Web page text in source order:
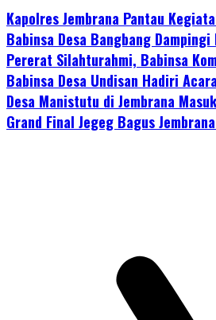
Kapolres Jembrana Pantau
Babinsa Desa Bangbang
Pererat Silahturahmi, Babinsa
Babinsa Desa Undisan Hadiri
Desa Manistutu di Jembrana
Grand Final Jegeg Bagus